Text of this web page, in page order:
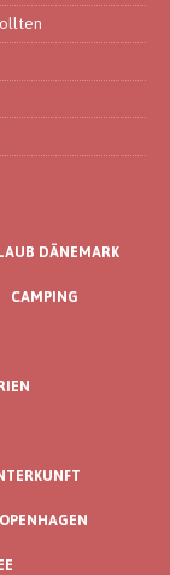
DÄNEMARK
CAMPING